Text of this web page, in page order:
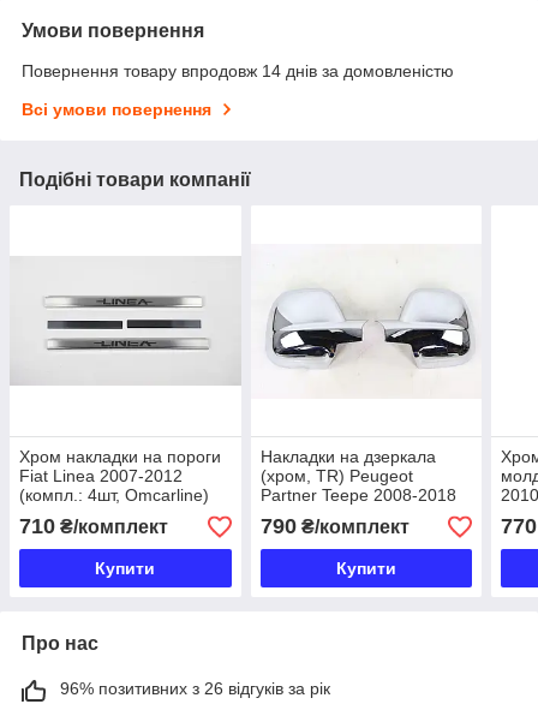
Умови повернення
Повернення товару впродовж 14 днів за домовленістю
Всі умови повернення
Подібні товари компанії
Хром накладки на пороги
Fiat Linea 2007-2012
(компл.: 4шт, Omcarline)
710 ₴/комплект
Купити
Накладки на дзеркала
(хром, TR) Peugeot
Partner Teepe 2008-2018
790₴/комплект
Купити
770
Про нас
96% позитивних з 26 відгуків за рік